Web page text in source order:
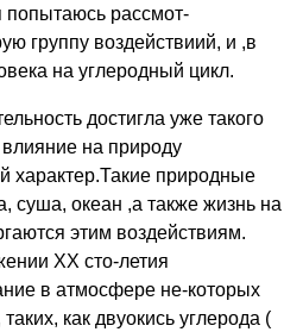
попытаюсь рассмот-
группу воздействиий, и ,в
на углеродный цикл.
достигла уже такого
на природу
характер.Такие природные
суша, океан ,а также жизнь на
этим воздействиям.
XX сто-летия
в атмосфере не-которых
как двуокись углерода (